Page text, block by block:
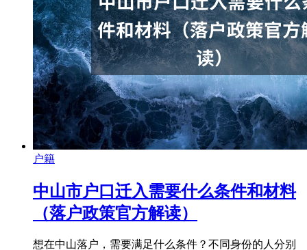
户籍
中山市户口迁入需要什么条件和材料
（落户政策官方解读）
想在中山落户，需要满足什么条件？不同身份的人分别